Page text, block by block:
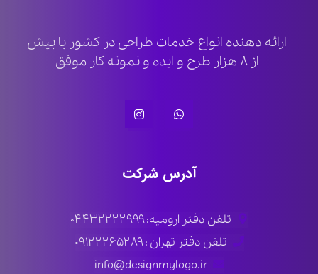
ارائه دهنده انواع خدمات طراحی در کشور با بیش
از ۸ هزار طرح و ایده و نمونه کار موفق
آدرس شرکت
تلفن دفتر ارومیه: ۰۴۴۳۲۲۲۲۹۹۹
تلفن دفتر تهران : ۰۹۱۲۲۲۶۵۲۸۹
info@designmylogo.ir